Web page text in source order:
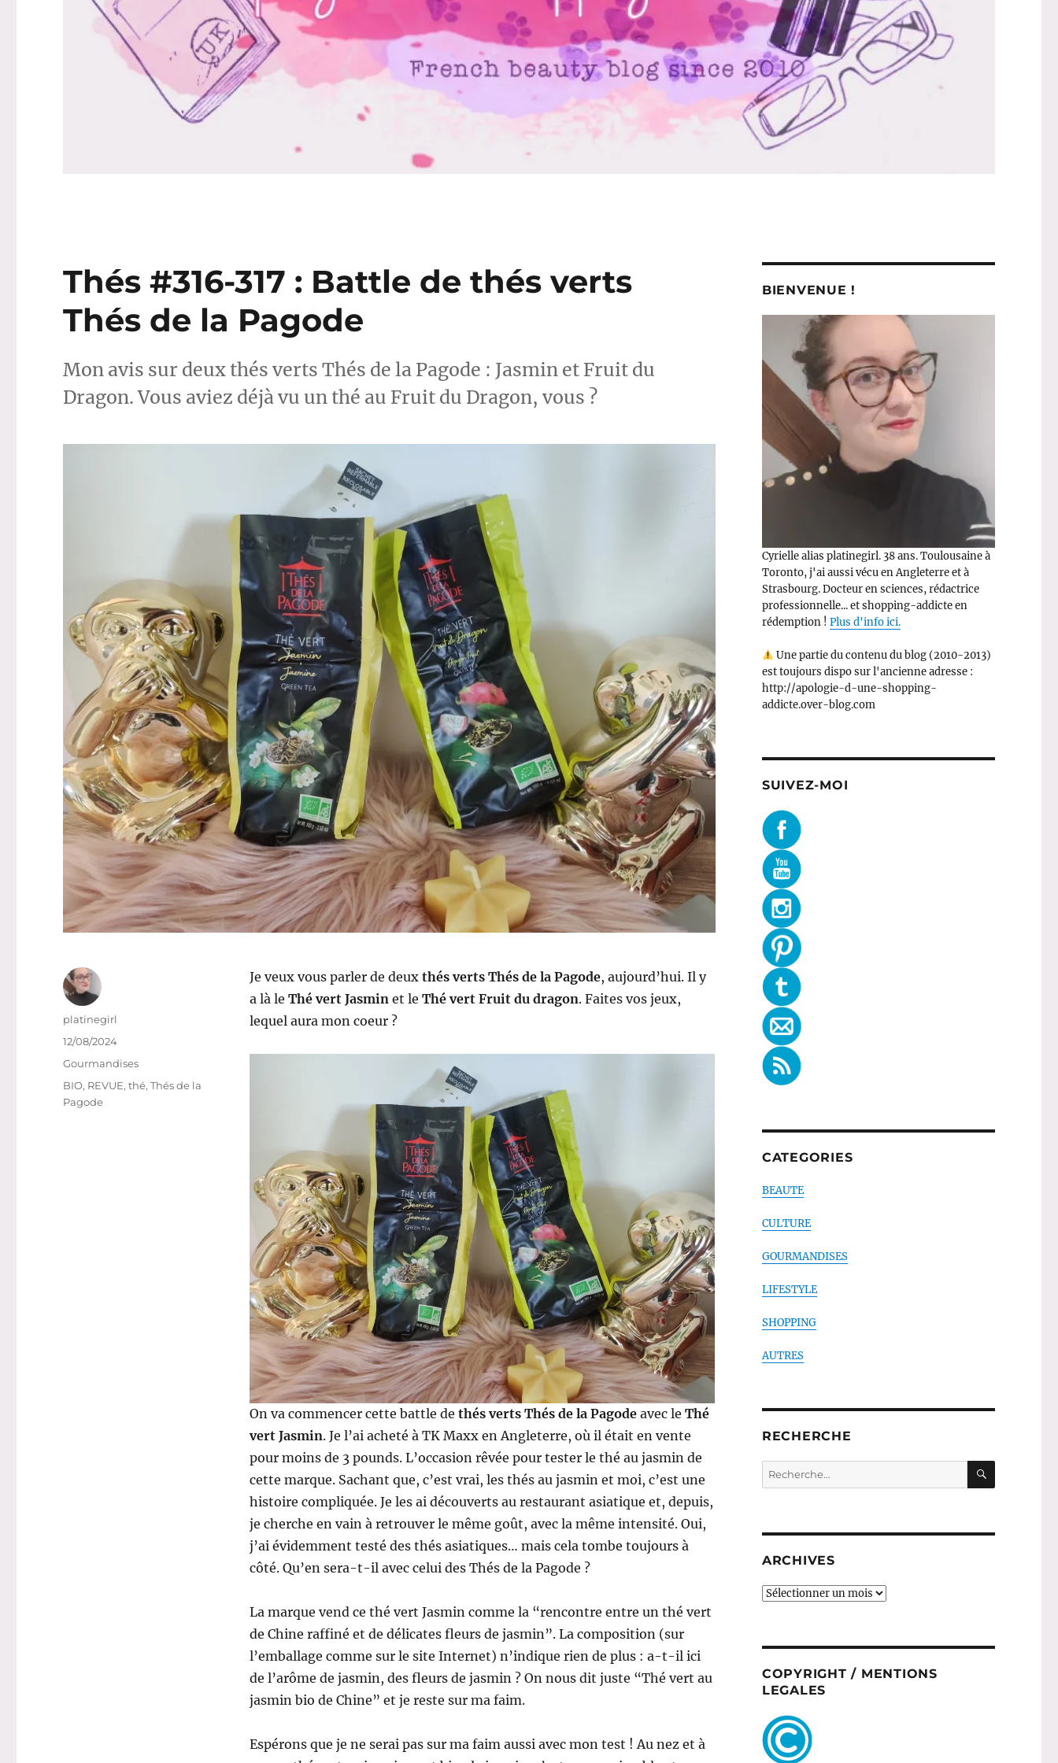
Thés #316-317 : Battle de thés verts
Thés de la Pagode
Mon avis sur deux thés verts Thés de la Pagode : Jasmin et Fruit du
Dragon. Vous aviez déjà vu un thé au Fruit du Dragon, vous ?
Je veux vous parler de deuxthés verts Thés de la Pagode, aujourd’hui. Il y
a là le Thé vert Jasminet le Thé vert Fruit du dragon. Faites vos jeux,
lequel aura mon coeur ?
On va commencer cette battle de thés verts Thés de la Pagodeavec le Thé
vert Jasmin. Je l’ai acheté à TK Maxx en Angleterre, où il était en vente
pour moins de 3 pounds. L’occasion rêvée pour tester le thé au jasmin de
cette marque. Sachant que, c’est vrai, les thés au jasmin et moi, c’est une
histoire compliquée. Je les ai découverts au restaurant asiatique et, depuis,
je cherche en vain à retrouver le même goût, avec la même intensité. Oui,
j’ai évidemment testé des thés asiatiques… mais cela tombe toujours à
côté. Qu’en sera-t-il avec celui des Thés de la Pagode ?
La marque vend ce thé vert Jasmin comme la “rencontre entre un thé vert
de Chine raffiné et de délicates fleurs de jasmin”. La composition (sur
l’emballage comme sur le site Internet) n’indique rien de plus : a-t-il ici
de l’arôme de jasmin, des fleurs de jasmin ? On nous dit juste “Thé vert au
jasmin bio de Chine” et je reste sur ma faim.
Espérons que je ne serai pas sur ma faim aussi avec mon test ! Au nez et à
Auteur
platinegirl
Publié
le
12/08/2024
Catégories
Gourmandises
Étiquettes
BIO, REVUE,thé,Thés de la
Pagode
BIENVENUE !
Cyrielle alias platinegirl. 38 ans. Toulousaine à
Toronto, j'ai aussi vécu en Angleterre et à
Strasbourg. Docteur en sciences, rédactrice
professionnelle... et shopping-addicte en
rédemption ! Plus d'info ici.
Une partie du contenu du blog (2010-2013)
est toujours dispo sur l'ancienne adresse :
http://apologie-d-une-shopping-
addicte.over-blog.com
SUIVEZ-MOI
CATEGORIES
BEAUTE
CULTURE
GOURMANDISES
LIFESTYLE
SHOPPING
AUTRES
RECHERCHE
Recherche
pour :
ARCHIVES
ARCHIVES
COPYRIGHT / MENTIONS
LEGALES